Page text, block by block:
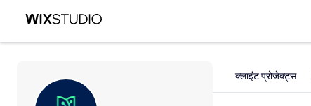
क्लाइंट प्रोजेक्ट्स